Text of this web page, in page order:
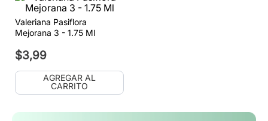
Valeriana Pasiflora
Mejorana 3 - 1.75 Ml
$3,99
AGREGAR AL
CARRITO